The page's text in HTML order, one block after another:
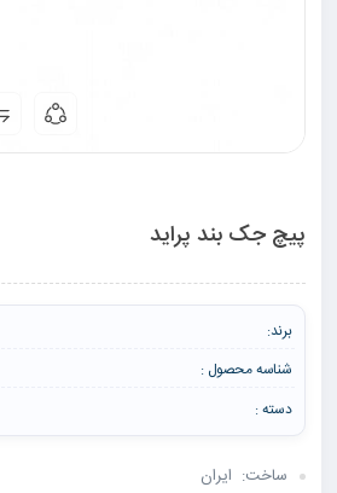
پیچ جک بند پراید
برند:
شناسه محصول :
دسته :
ساخت: ایران